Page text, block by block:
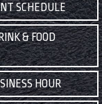
SCHEDULE
& FOOD
HOUR